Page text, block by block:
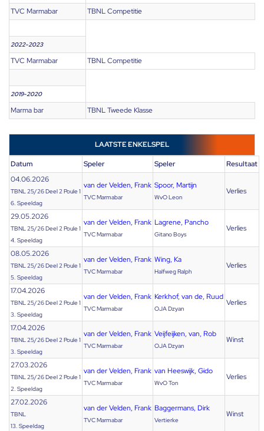
TVC Marmabar TBNL Competitie
2022-2023
TVC Marmabar TBNL Competitie
2019-2020
Marma bar TBNL Tweede Klasse
LAATSTE ENKELSPEL
Datum Speler Speler
Resultaat
04.06.2026
TBNL 25/26 Deel 2 Poule 1
6. Speeldag
van der Velden, Frank
TVC Marmabar
Spoor, Martijn
WvO Leon
Verlies
29.05.2026
TBNL 25/26 Deel 2 Poule 1
4. Speeldag
van der Velden, Frank
TVC Marmabar
Lagrene, Pancho
Gitano Boys
Verlies
08.05.2026
TBNL 25/26 Deel 2 Poule 1
5. Speeldag
van der Velden, Frank
TVC Marmabar
Wing, Ka
Halfweg Ralph
Verlies
17.04.2026
TBNL 25/26 Deel 2 Poule 1
3. Speeldag
van der Velden, Frank
TVC Marmabar
Kerkhof, van de, Ruud
OJA Dzyan
Verlies
17.04.2026
TBNL 25/26 Deel 2 Poule 1
3. Speeldag
van der Velden, Frank
TVC Marmabar
Veijfeijken, van, Rob
OJA Dzyan
Winst
27.03.2026
TBNL 25/26 Deel 2 Poule 1
2. Speeldag
van der Velden, Frank
TVC Marmabar
van Heeswijk, Gido
WvO Ton
Verlies
27.02.2026
TBNL
13. Speeldag
van der Velden, Frank
TVC Marmabar
Baggermans, Dirk
Vertierke
Winst